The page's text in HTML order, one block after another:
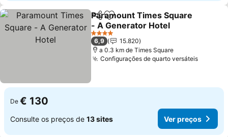
PartilharAdicionar aos favoritos
Paramount Times Square
- A Generator Hotel
4 Estrelas
6,9
15.820
a 0.3 km de Times Square
Configurações de quarto versáteis
De € 130
Consulte os preços de 13 sites Ver preços